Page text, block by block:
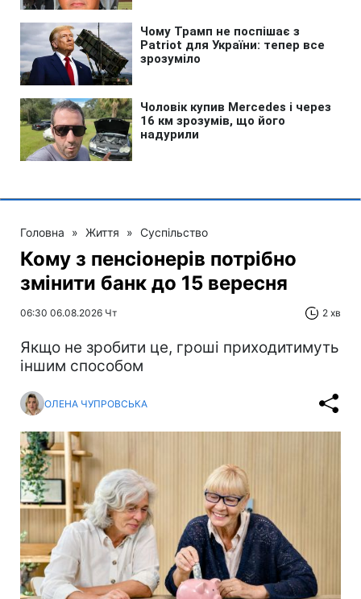
Головна » Життя » Суспільство
Кому з пенсіонерів потрібно
змінити банк до 15 вересня
06:30 06.08.2026 Чт 2 хв
Якщо не зробити це, гроші приходитимуть
іншим способом
ОЛЕНА ЧУПРОВСЬКА